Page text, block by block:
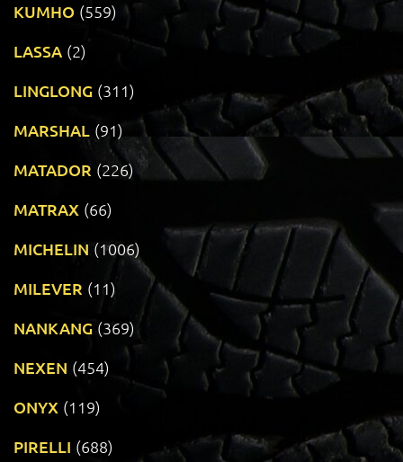
KUMHO (559)
LASSA (2)
LINGLONG (311)
MARSHAL (91)
MATADOR (226)
MATRAX (66)
MICHELIN (1006)
MILEVER (11)
NANKANG (369)
NEXEN (454)
ONYX (119)
PIRELLI (688)